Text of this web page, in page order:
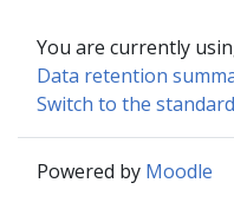
You are currently
Data retention
Switch to the
Powered by Moodle